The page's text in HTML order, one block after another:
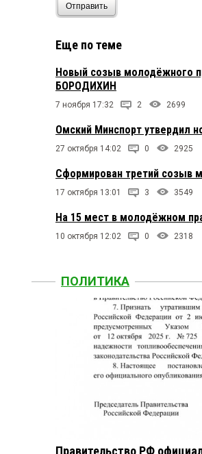
Отправить
Еще по теме
Новый созыв молодёжного
БОРОДИХИН
7 ноября 17:32 2 2699
Омский Минспорт утвердил
27 октября 14:02 0 2925
Сформирован третий созыв
17 октября 13:01 3 3549
На 15 мест в молодёжном
10 октября 12:02 0 2318
ПОЛИТИКА
Правительство РФ